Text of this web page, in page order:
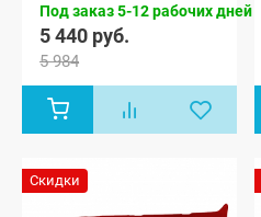
Под заказ 5-12 рабочих дней
5 440 руб.
5 984
Скидки